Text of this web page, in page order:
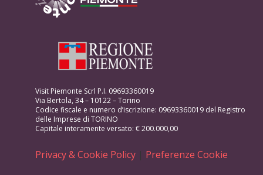
Visit Piemonte Scrl P.I. 09693360019
Via Bertola, 34 – 10122 – Torino
Codice fiscale e numero d’iscrizione: 09693360019 del Registro
delle Imprese di TORINO
Capitale interamente versato: € 200.000,00
Privacy & Cookie Policy | Preferenze Cookie